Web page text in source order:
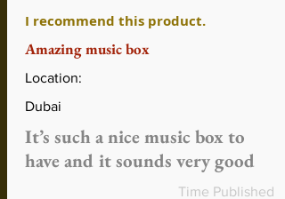
I recommend this product.
Amazing music box
Location:
Dubai
It’s such a nice music box to
have and it sounds very good
Time Published